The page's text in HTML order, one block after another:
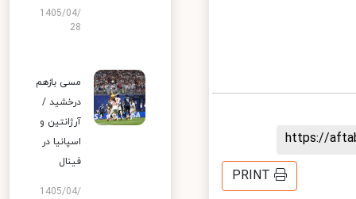
https://
PRINT
1405/04/
28
مسی بازهم
درخشید /
آرژانتین و
اسپانیا در
فینال
1405/04/